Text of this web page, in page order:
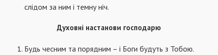
слідом за ним і темну ніч.
Духовні настанови господарю
Будь чесним та порядним – і Боги будуть з Тобою.